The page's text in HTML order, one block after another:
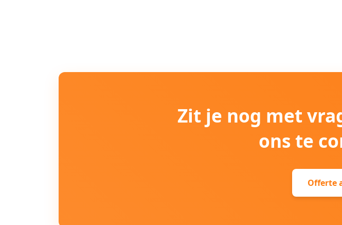
Zit je nog met
ons te
Offerte